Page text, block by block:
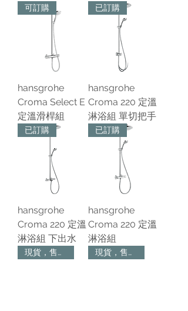
可訂購
hansgrohe
Croma Select E
定溫滑桿組
已訂購
hansgrohe
Croma 220 定溫
淋浴組 單切把手
已訂購
hansgrohe
Croma 220 定溫
淋浴組 下出水
已訂購
hansgrohe
Croma 220 定溫
淋浴組
現貨，售完為止 現貨，售完為止